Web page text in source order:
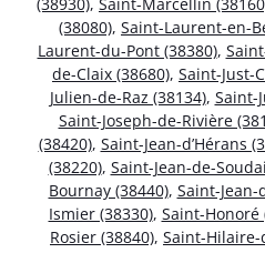
(38080), Saint-Laurent-en-
Laurent-du-Pont (38380),
de-Claix (38680), Saint-Just-
Julien-de-Raz (38134), Saint-
Saint-Joseph-de-Rivière
(38420), Saint-Jean-d’Hérans
(38220), Saint-Jean-de-
Bournay (38440), Saint-Jean-
Ismier (38330), Saint-Honoré
Rosier (38840), Saint-Hilaire-